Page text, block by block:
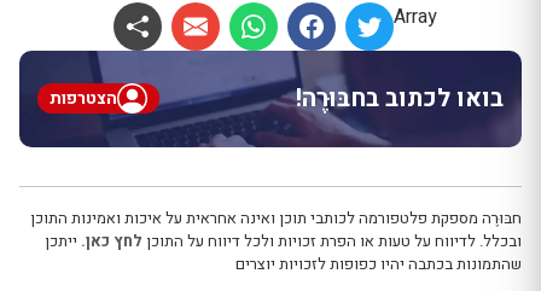
Array
בואו לכתוב בחבּוּרֶה! הצטרפות
חבּוּרֶה מספקת פלטפורמה לכותבי תוכן ואינה אחראית על איכות ואמינות התוכן
ובכלל. לדיווח על טעות או הפרת זכויות ולכל דיווח על התוכן לחץ כאן. ייתכן
שהתמונות בכתבה יהיו כפופות לזכויות יוצרים